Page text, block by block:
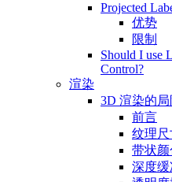
Projected
优势
限制
Should I use
Control?
渲染
3D 渲染的局
前言
纹理尺
带状颜
深度